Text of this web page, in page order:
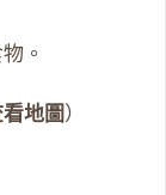
。
地圖）